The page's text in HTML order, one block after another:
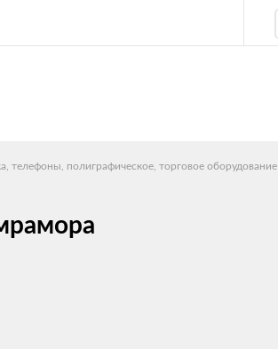
телефоны, полиграфическое, торговое оборудование